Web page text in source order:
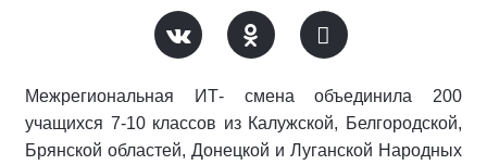
Межрегиональная ИТ- смена объединила 200
учащихся 7-10 классов из Калужской, Белгородской,
Брянской областей, Донецкой и Луганской Народных